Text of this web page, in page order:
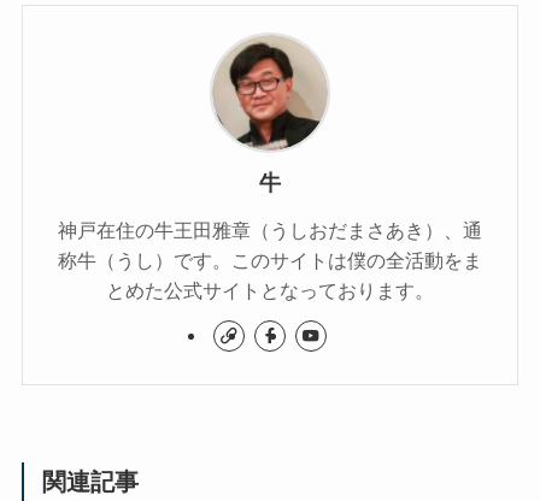
牛
神戸在住の牛王田雅章（うしおだまさあき）、通
称牛（うし）です。このサイトは僕の全活動をま
とめた公式サイトとなっております。
関連記事